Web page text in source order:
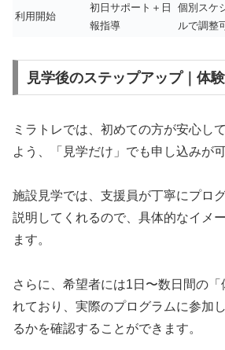
利用開始
初日サポート＋日
報指導
個別スケ
ルで調整
見学後のステップアップ｜体
ミラトレでは、初めての方が安心し
よう、「見学だけ」でも申し込みが可
施設見学では、支援員が丁寧にプロ
説明してくれるので、具体的なイメ
ます。
さらに、希望者には1日〜数日間の「
れており、実際のプログラムに参加
るかを確認することができます。